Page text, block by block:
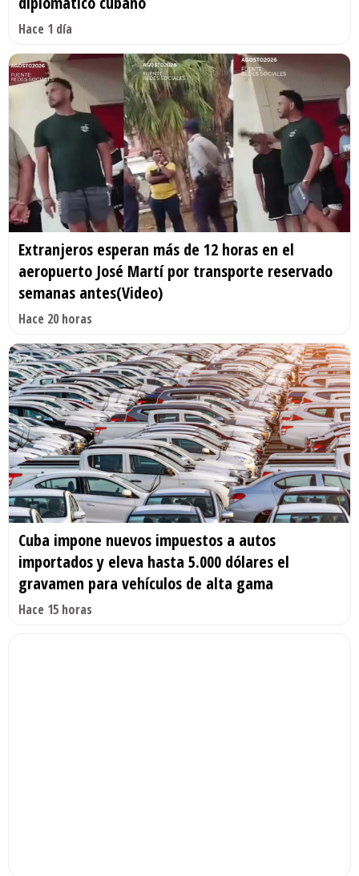
Hace 1 día
Extranjeros esperan más de 12 horas en el
aeropuerto José Martí por transporte reservado
semanas antes(Video)
Hace 20 horas
Cuba impone nuevos impuestos a autos
importados y eleva hasta 5.000 dólares el
gravamen para vehículos de alta gama
Hace 15 horas